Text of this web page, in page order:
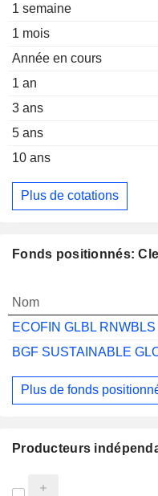
1 semaine
1 mois
Année en cours
1 an
3 ans
5 ans
10 ans
Plus de cotations
Fonds positionnés:
Nom
Plus de fonds
Producteurs